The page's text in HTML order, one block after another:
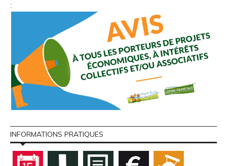
:
INFORMATIONS PRATIQUES